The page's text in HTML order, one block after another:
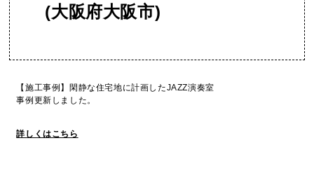
(大阪府大阪市)
【施工事例】閑静な住宅地に計画したJAZZ演奏室
事例更新しました。
詳しくはこちら